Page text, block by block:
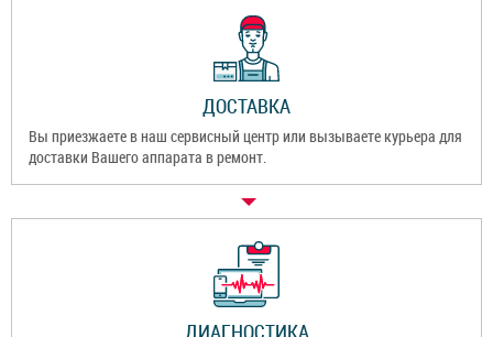
ДОСТАВКА
Вы приезжаете в наш сервисный центр или вызываете курьера для
доставки Вашего аппарата в ремонт.
ДИАГНОСТИКА